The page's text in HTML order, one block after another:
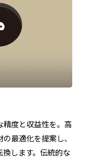
精度と収益性を。高
最適化を提案し、
します。伝統的な